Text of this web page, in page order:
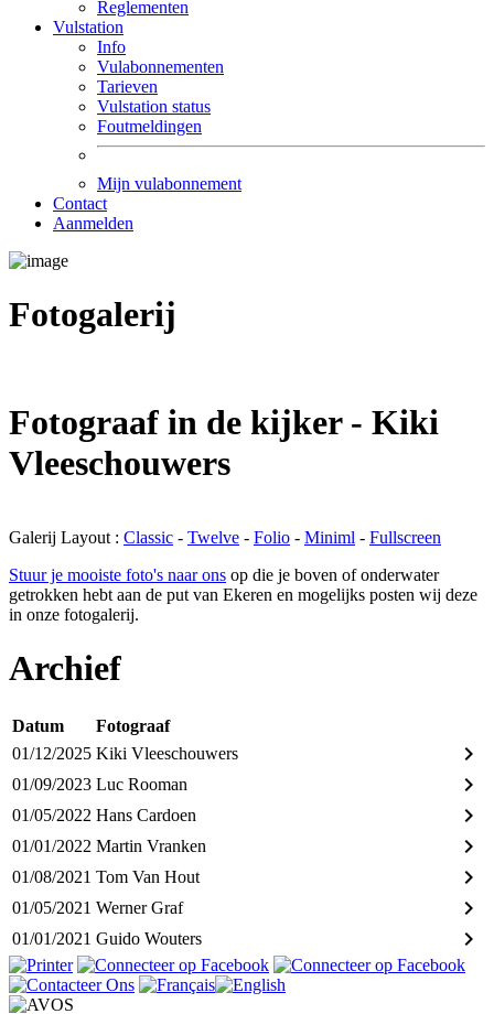
Reglementen
Vulstation
Info
Vulabonnementen
Tarieven
Vulstation status
Foutmeldingen
Mijn vulabonnement
Contact
Aanmelden
Fotogalerij
Fotograaf in de kijker - Kiki
Vleeschouwers
Galerij Layout : Classic - Twelve - Folio - Miniml - Fullscreen
Stuur je mooiste foto's naar ons op die je boven of onderwater
getrokken hebt aan de put van Ekeren en mogelijks posten wij deze
in onze fotogalerij.
Archief
Datum
Fotograaf
01/12/2025 Kiki Vleeschouwers keyboard_arrow_right
01/09/2023 Luc Rooman keyboard_arrow_right
01/05/2022 Hans Cardoen keyboard_arrow_right
01/01/2022 Martin Vranken keyboard_arrow_right
01/08/2021 Tom Van Hout keyboard_arrow_right
01/05/2021 Werner Graf keyboard_arrow_right
01/01/2021 Guido Wouters keyboard_arrow_right